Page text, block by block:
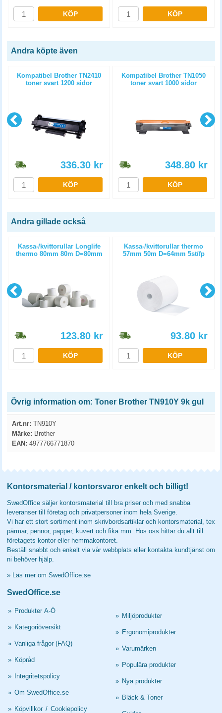
KÖP KÖP
Andra köpte även
Kompatibel Brother TN2410
toner svart 1200 sidor
336.30 kr
KÖP
Kompatibel Brother TN1050
toner svart 1000 sidor
348.80 kr
KÖP
Andra gillade också
Kassa-/kvittorullar Longlife
thermo 80mm 80m D=80mm
123.80 kr
KÖP
Kassa-/kvittorullar thermo
57mm 50m D=64mm 5st/fp
93.80 kr
KÖP
Övrig information om: Toner Brother TN910Y 9k gul
Art.nr: TN910Y
Märke: Brother
EAN: 4977766771870
Kontorsmaterial / kontorsvaror enkelt och billigt!
SwedOffice säljer kontorsmaterial till bra priser och med snabba
leveranser till företag och privatpersoner inom hela Sverige.
Vi har ett stort sortiment inom skrivbordsartiklar och kontorsmaterial, tex
pärmar, pennor, papper, kuvert och fika mm. Hos oss hittar du allt till
företagets kontor eller hemmakontoret.
Beställ snabbt och enkelt via vår webbplats eller kontakta kundtjänst om
ni behöver hjälp.
» Läs mer om SwedOffice.se
SwedOffice.se
» Produkter A-Ö
» Kategoriöversikt
» Vanliga frågor (FAQ)
» Köpråd
» Integritetspolicy
» Om SwedOffice.se
» Köpvillkor / Cookiepolicy
» Miljöprodukter
» Ergonomiprodukter
» Varumärken
» Populära produkter
» Nya produkter
» Bläck & Toner